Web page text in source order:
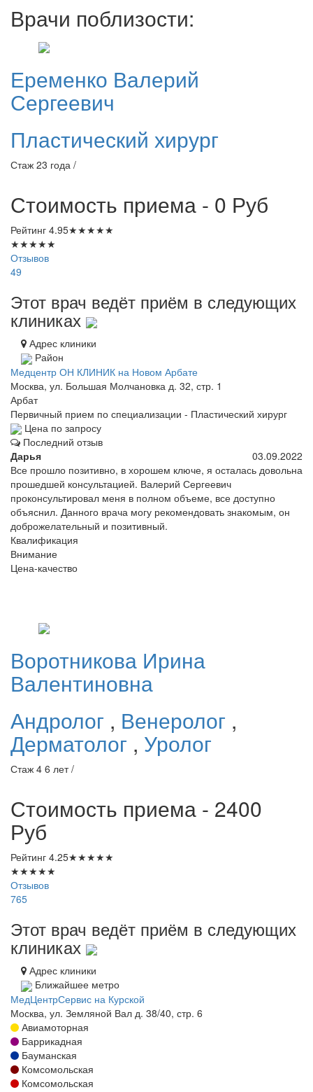
Врачи поблизости:
Еременко Валерий
Сергеевич
Пластический хирург
Стаж 23 года /
Стоимость приема - 0 Руб
Рейтинг 4.95★★★★★
★★★★★
Отзывов
49
Этот врач ведёт приём в следующих
клиниках
Адрес клиники
Район
Медцентр ОН КЛИНИК на Новом Арбате
Москва, ул. Большая Молчановка д. 32, стр. 1
Арбат
Первичный прием по специализации - Пластический хирург
Цена по запросу
Последний отзыв
Дарья
03.09.2022
Все прошло позитивно, в хорошем ключе, я осталась довольна
прошедшей консультацией. Валерий Сергеевич
проконсультировал меня в полном объеме, все доступно
объяснил. Данного врача могу рекомендовать знакомым, он
доброжелательный и позитивный.
Квалификация
Внимание
Цена-качество
Воротникова Ирина
Валентиновна
Андролог , Венеролог ,
Дерматолог , Уролог
Стаж 4 6 лет /
Стоимость приема - 2400
Руб
Рейтинг 4.25★★★★★
★★★★★
Отзывов
765
Этот врач ведёт приём в следующих
клиниках
Адрес клиники
Ближайшее метро
МедЦентрСервис на Курской
Москва, ул. Земляной Вал д. 38/40, стр. 6
Авиамоторная
Баррикадная
Бауманская
Комсомольская
Комсомольская